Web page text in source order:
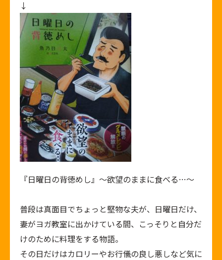
↓
『日曜日の背徳めし』～欲望のままに食べる…～
普段は真面目でちょっと堅物な夫が、日曜日だけ、
妻がヨガ教室に出かけている間、こっそりと自分だ
けのために料理をする物語。
その日だけはカロリーやお行儀の良し悪しなど気に